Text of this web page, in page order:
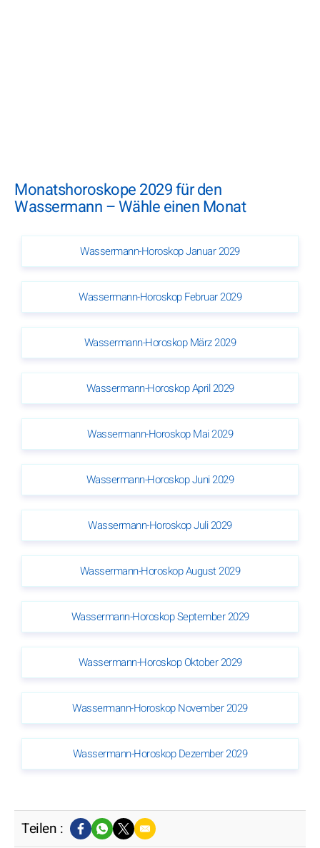
Monatshoroskope 2029 für den
Wassermann – Wähle einen Monat
Wassermann-Horoskop Januar 2029
Wassermann-Horoskop Februar 2029
Wassermann-Horoskop März 2029
Wassermann-Horoskop April 2029
Wassermann-Horoskop Mai 2029
Wassermann-Horoskop Juni 2029
Wassermann-Horoskop Juli 2029
Wassermann-Horoskop August 2029
Wassermann-Horoskop September 2029
Wassermann-Horoskop Oktober 2029
Wassermann-Horoskop November 2029
Wassermann-Horoskop Dezember 2029
Teilen :